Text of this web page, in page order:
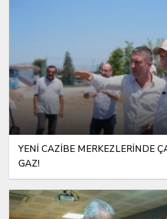
YENİ CAZİBE MERKEZLERİNDE
GAZ!